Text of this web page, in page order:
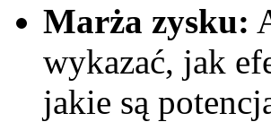
Marża zysku:
wykazać, jak
jakie są